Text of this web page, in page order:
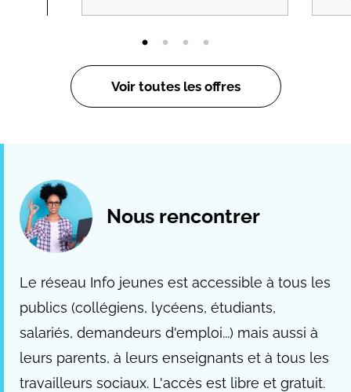
Voir toutes les offres
Nous rencontrer
Le réseau Info jeunes est accessible à tous les
publics (collégiens, lycéens, étudiants,
salariés, demandeurs d'emploi...) mais aussi à
leurs parents, à leurs enseignants et à tous les
travailleurs sociaux. L'accès est libre et gratuit.